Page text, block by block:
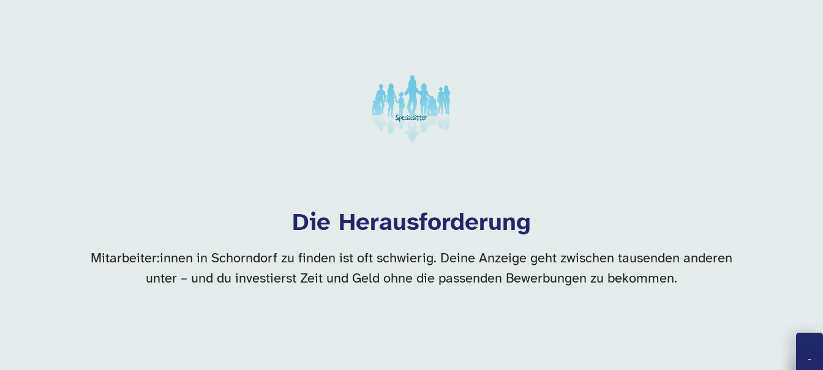
Unsere Arbeitgeber in dieser Kategorie
Die Herausforderung
Mitarbeiter:innen in Schorndorf zu finden ist oft schwierig. Deine Anzeige geht zwischen tausenden anderen
unter – und du investierst Zeit und Geld ohne die passenden Bewerbungen zu bekommen.